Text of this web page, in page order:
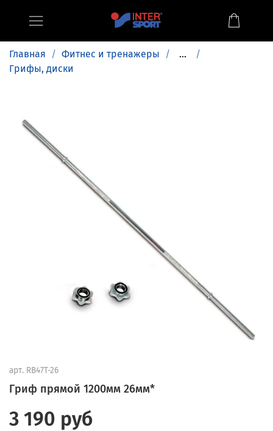
Главная Фитнес и тренажеры
...
Грифы, диски
арт. RB47T-26
Гриф прямой 1200мм 26мм*
3 190 руб